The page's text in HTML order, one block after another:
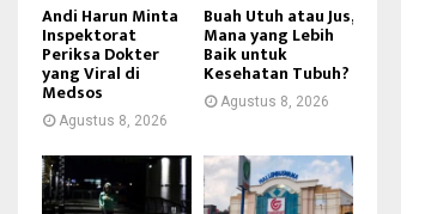
Andi Harun Minta
Inspektorat
Periksa Dokter
yang Viral di
Medsos
Agustus 8, 2026
Buah Utuh atau Jus,
Mana yang Lebih
Baik untuk
Kesehatan Tubuh?
Agustus 8, 2026